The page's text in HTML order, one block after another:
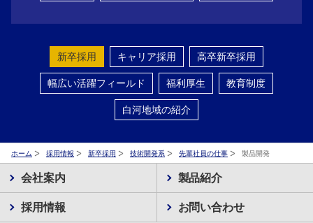
新卒採用 キャリア採用
高卒新卒採用
幅広い活躍フィールド
福利厚生
教育制度
白河地域の紹介
ホーム 採用情報 新卒採用 技術開発系 先輩社員の仕事 製品開発
会社案内
製品紹介
採用情報
お問い合わせ